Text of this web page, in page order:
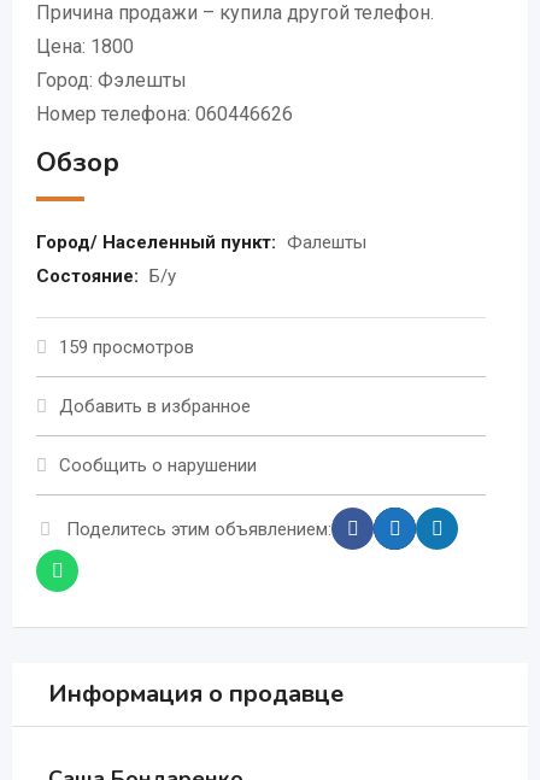
Причина продажи – купила другой телефон.
Цена: 1800
Город: Фэлешты
Номер телефона: 060446626
Обзор
Город/ Населенный пункт: Фалешты
Состояние: Б/у
159 просмотров
Добавить в избранное
Сообщить о нарушении
Поделитесь этим объявлением:
Информация о продавце